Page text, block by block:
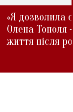
«Я дозволила
Олена Тополя
життя після